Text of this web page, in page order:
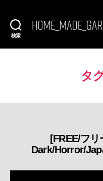
検索
タ
[FREE/フ
Dark/Horror/